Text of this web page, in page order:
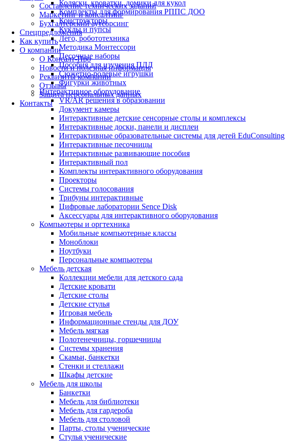
Составление технических заданий
Маркетинг и консалтинг
Бухгалтерский аутсорсинг
Спецпредложения
Как купить
О компании
О Консалт-Про
Новости и полезная информация
Реквизиты компании
Отзывы
Защита персональных данных
Контакты
Коляски, кроватки, домики для кукол
Комплекты для формирования РППС ДОО
Конструкторы
Куклы и пупсы
Лего, робототехника
Методика Монтессори
Песочные наборы
Пособия для изучения ПДД
Сюжетно-ролевые игрушки
Фигурки животных
Интерактивное оборудование
VR/AR решения в образовании
Документ камеры
Интерактивные детские сенсорные столы и комплексы
Интерактивные доски, панели и дисплеи
Интерактивные образовательные системы для детей EduConsulting
Интерактивные песочницы
Интерактивные развивающие пособия
Интерактивный пол
Комплекты интерактивного оборудования
Проекторы
Системы голосования
Трибуны интерактивные
Цифровые лаборатории Sence Disk
Аксессуары для интерактивного оборудования
Компьютеры и оргтехника
Мобильные компьютерные классы
Моноблоки
Ноутбуки
Персональные компьютеры
Мебель детская
Коллекции мебели для детского сада
Детские кровати
Детские столы
Детские стулья
Игровая мебель
Информационные стенды для ДОУ
Мебель мягкая
Полотенечницы, горшечницы
Системы хранения
Скамьи, банкетки
Стенки и стеллажи
Шкафы детские
Мебель для школы
Банкетки
Мебель для библиотеки
Мебель для гардероба
Мебель для столовой
Парты, столы ученические
Стулья ученические